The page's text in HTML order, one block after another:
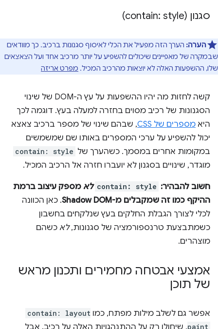
סגנון (contain: style)
הערה: הערך הזה מפעיל את הכלי לאיסוף סגנונות ברכיב. כך מוודאים
שבמקרה של מאפיינים שיכולים להשפיע על יותר מרכיב אחד ועל הצאצאים
שלו, ההשפעות האלה לא יוצאות מהרכיב המכיל. מפרט אריזה
קשה לחזות מה יהיו ההשפעות על עץ ה-DOM של שינוי
הסגנונות של רכיב מסוים בחזרה למעלה בעץ. דוגמה לכך
היא מספרים של CSS
, שבהם שינוי של מספר ברכיב צאצא
יכול להשפיע על ערכי המספרים באותו שם שמשמשים
במקומות אחרים במסמך. כשהערך של contain: style
מוגדר, שינויים בסגנון לא יועברו חזרה אל הרכיב המכיל.
חשוב להבהיר: contain: style לא מספק עיצוב ברמת
ההיקף כמו זה שמקבלים מ-Shadow DOM
. כאן הכוונה
לכלי לצורך הגבלת החלקים בעץ שנלקחים בחשבון
כשמתבצעת טרנספורמציה של סגנונות,לא כשהם
מוצהרים.
אמצעי אבטחה מחמירים ותכנון מראש
של תוכן
אפשר גם לשלב מילות מפתח, כמו contain: layout
paint, שיחולו רק על ההתנהגויות האלה על רכיב. אבל